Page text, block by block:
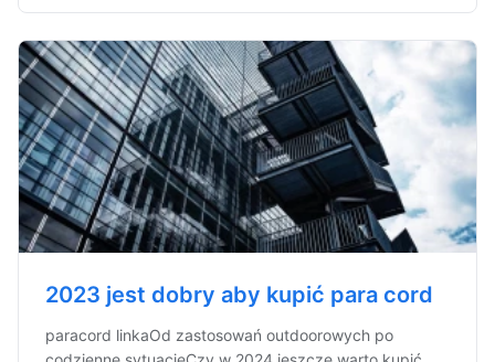
2023 jest dobry aby kupić para cord
paracord linkaOd zastosowań outdoorowych po